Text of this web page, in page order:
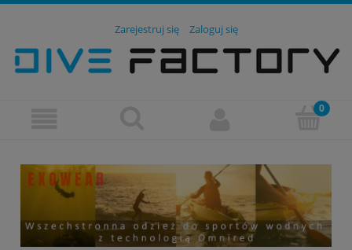
Zarejestruj się Zaloguj się